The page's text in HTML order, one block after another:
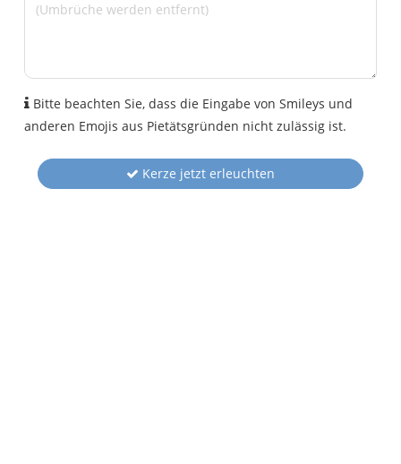
Bitte beachten Sie, dass die Eingabe von Smileys und
anderen Emojis aus Pietätsgründen nicht zulässig ist.
Kerze jetzt erleuchten